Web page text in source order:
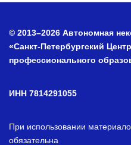
© 2013–2026 Автономная
«Санкт-Петербургский
профессионального
ИНН 7814291055
При использовании
обязательна